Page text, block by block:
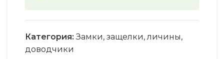
Категория: Замки, защелки, личины,
доводчики